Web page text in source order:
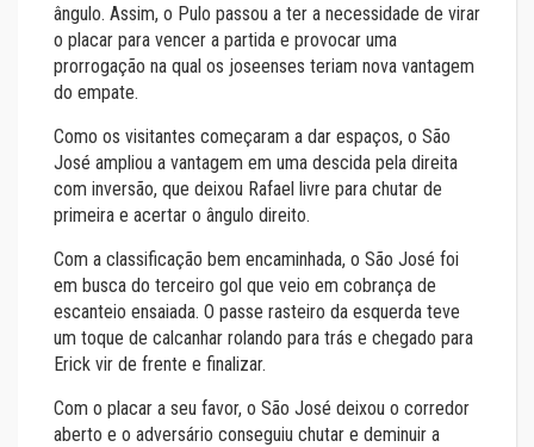
ângulo. Assim, o Pulo passou a ter a necessidade de virar
o placar para vencer a partida e provocar uma
prorrogação na qual os joseenses teriam nova vantagem
do empate.
Como os visitantes começaram a dar espaços, o São
José ampliou a vantagem em uma descida pela direita
com inversão, que deixou Rafael livre para chutar de
primeira e acertar o ângulo direito.
Com a classificação bem encaminhada, o São José foi
em busca do terceiro gol que veio em cobrança de
escanteio ensaiada. O passe rasteiro da esquerda teve
um toque de calcanhar rolando para trás e chegado para
Erick vir de frente e finalizar.
Com o placar a seu favor, o São José deixou o corredor
aberto e o adversário conseguiu chutar e deminuir a